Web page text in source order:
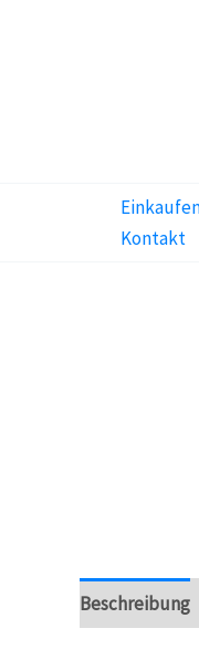
Kontakt
Beschreibung